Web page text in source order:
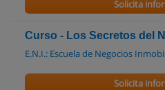
Solicita
Curso - Los Secretos del
E.N.I.: Escuela de Negocios
Solicita